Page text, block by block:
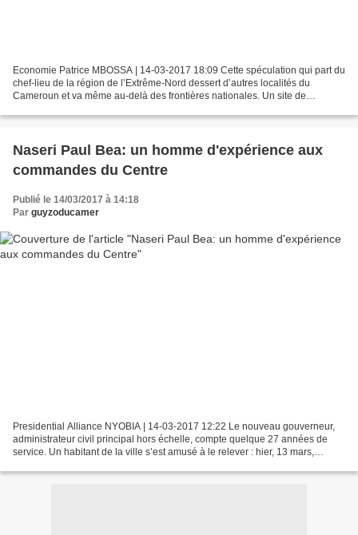
Economie Patrice MBOSSA | 14-03-2017 18:09 Cette spéculation qui part du
chef-lieu de la région de l’Extrême-Nord dessert d’autres localités du
Cameroun et va même au-delà des frontières nationales. Un site de
Naseri Paul Bea: un homme d'expérience aux
commandes du Centre
Publié le 14/03/2017 à 14:18
Par guyzoducamer
Presidential Alliance NYOBIA | 14-03-2017 12:22 Le nouveau gouverneur,
administrateur civil principal hors échelle, compte quelque 27 années de
service. Un habitant de la ville s’est amusé à le relever : hier, 13 mars,